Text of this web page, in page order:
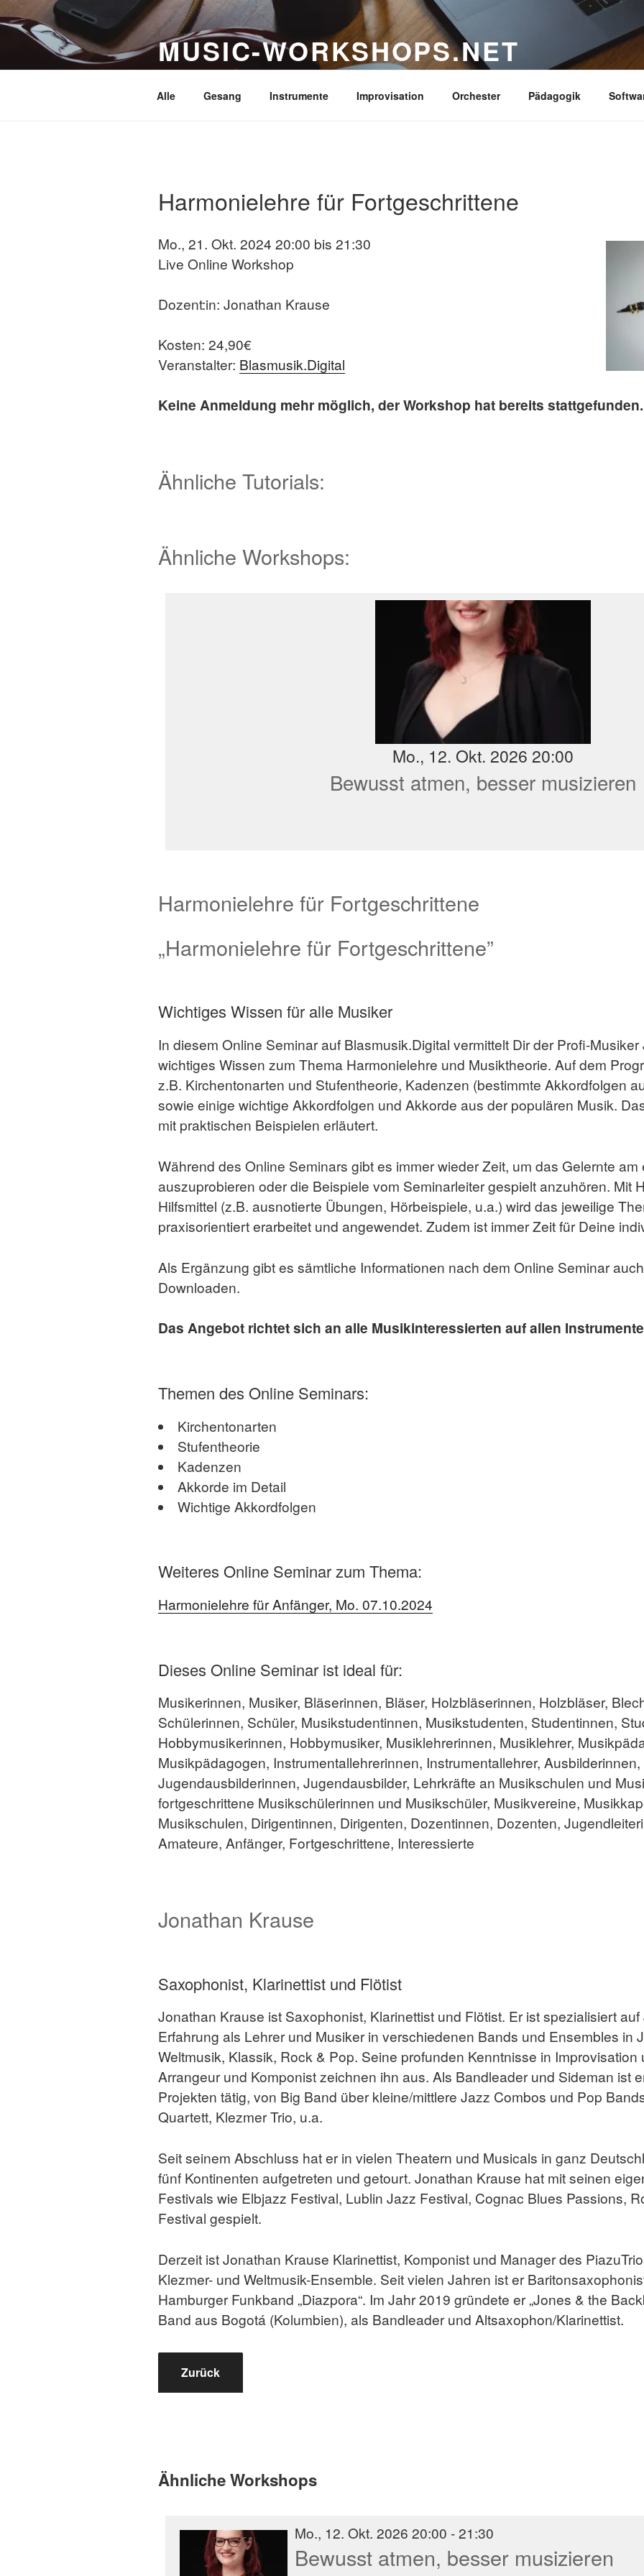
Inhalt
springen
MUSIC-WORKSHOPS.NET
Alle Gesang Instrumente Improvisation Orchester Pädagogik
Harmonielehre für Fortgeschrittene
Mo., 21. Okt. 2024 20:00 bis 21:30
Live Online Workshop
Dozent:in: Jonathan Krause
Kosten: 24,90€
Veranstalter: Blasmusik.Digital
Keine Anmeldung mehr möglich, der Workshop hat bereits stattgefunden.
Ähnliche Tutorials:
Ähnliche Workshops:
Mo., 12. Okt. 2026 20:00
Bewusst atmen, besser musizieren
Harmonielehre für Fortgeschrittene
„Harmonielehre für Fortgeschrittene”
Wichtiges Wissen für alle Musiker
In diesem Online Seminar auf Blasmusik.Digital vermittelt Dir der Profi-
wichtiges Wissen zum Thema Harmonielehre und Musiktheorie. Auf dem
z.B. Kirchentonarten und Stufentheorie, Kadenzen (bestimmte Akkordfolgen
sowie einige wichtige Akkordfolgen und Akkorde aus der populären Musik.
mit praktischen Beispielen erläutert.
Während des Online Seminars gibt es immer wieder Zeit, um das Gelernte
auszuprobieren oder die Beispiele vom Seminarleiter gespielt anzuhören. Mit
Hilfsmittel (z.B. ausnotierte Übungen, Hörbeispiele, u.a.) wird das jeweilige
praxisorientiert erarbeitet und angewendet. Zudem ist immer Zeit für Deine
Als Ergänzung gibt es sämtliche Informationen nach dem Online Seminar
Downloaden.
Das Angebot richtet sich an alle Musikinteressierten auf allen
Themen des Online Seminars:
Kirchentonarten
Stufentheorie
Kadenzen
Akkorde im Detail
Wichtige Akkordfolgen
Weiteres Online Seminar zum Thema:
Harmonielehre für Anfänger, Mo. 07.10.2024
Dieses Online Seminar ist ideal für:
Musikerinnen, Musiker, Bläserinnen, Bläser, Holzbläserinnen, Holzbläser,
Schülerinnen, Schüler, Musikstudentinnen, Musikstudenten, Studentinnen,
Hobbymusikerinnen, Hobbymusiker, Musiklehrerinnen, Musiklehrer,
Musikpädagogen, Instrumentallehrerinnen, Instrumentallehrer,
Jugendausbilderinnen, Jugendausbilder, Lehrkräfte an Musikschulen und
fortgeschrittene Musikschülerinnen und Musikschüler, Musikvereine,
Musikschulen, Dirigentinnen, Dirigenten, Dozentinnen, Dozenten,
Amateure, Anfänger, Fortgeschrittene, Interessierte
Jonathan Krause
Saxophonist, Klarinettist und Flötist
Jonathan Krause ist Saxophonist, Klarinettist und Flötist. Er ist spezialisiert
Erfahrung als Lehrer und Musiker in verschiedenen Bands und Ensembles in
Weltmusik, Klassik, Rock & Pop. Seine profunden Kenntnisse in Improvisation
Arrangeur und Komponist zeichnen ihn aus. Als Bandleader und Sideman ist
Projekten tätig, von Big Band über kleine/mittlere Jazz Combos und Pop
Quartett, Klezmer Trio, u.a.
Seit seinem Abschluss hat er in vielen Theatern und Musicals in ganz
fünf Kontinenten aufgetreten und getourt. Jonathan Krause hat mit seinen
Festivals wie Elbjazz Festival, Lublin Jazz Festival, Cognac Blues Passions,
Festival gespielt.
Derzeit ist Jonathan Krause Klarinettist, Komponist und Manager des
Klezmer- und Weltmusik-Ensemble. Seit vielen Jahren ist er
Hamburger Funkband „Diazpora“. Im Jahr 2019 gründete er „Jones & the
Band aus Bogotá (Kolumbien), als Bandleader und Altsaxophon/Klarinettist.
Zurück
Ähnliche Workshops
Mo., 12. Okt. 2026 20:00 - 21:30
Bewusst atmen, besser musizieren